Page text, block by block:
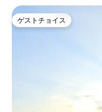
ゲストチョイス
ゲストチョイス